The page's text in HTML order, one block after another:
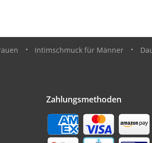
• Intimschmuck für Männer •
Zahlungsmethoden